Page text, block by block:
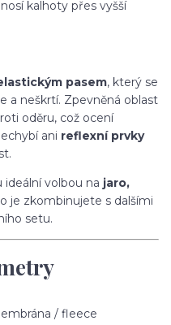
kalhoty přes vyšší
pasem, který se
a neškrtí. Zpevněná oblast
oděru, což ocení
ani reflexní prvky
volbou na jaro,
je zkombinujete s dalšími
setu.
/ fleece